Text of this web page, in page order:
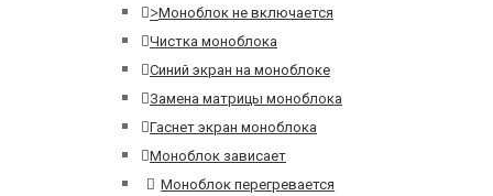
>Моноблок не включается
Чистка моноблока
Синий экран на моноблоке
Замена матрицы моноблока
Гаснет экран моноблока
Моноблок зависает
Моноблок перегревается